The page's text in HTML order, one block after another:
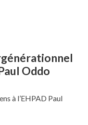
Oddo
à l’EHPAD Paul